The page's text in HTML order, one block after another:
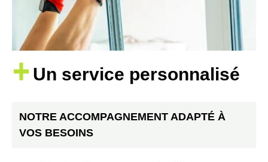
Un service personnalisé
NOTRE ACCOMPAGNEMENT ADAPTÉ À
VOS BESOINS